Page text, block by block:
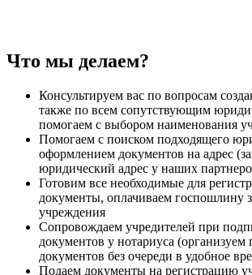
Что мы делаем?
Консультируем вас по вопросам
также по всем сопутствующим
помогаем с выбором наименования
Помогаем с поиском подходящего
оформлением документов на адрес
юридический адрес у наших
Готовим все необходимые для
документы, оплачиваем госпошлину
учреждения
Сопровождаем учредителей при
документов у нотариуса (организуем
документов без очереди в удобное
Подаем документы на регистрацию